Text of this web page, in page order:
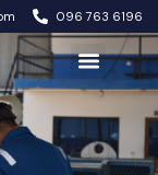
096 763 6196